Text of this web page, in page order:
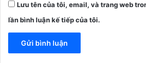
Lưu tên của tôi, email, và trang web
lần bình luận kế tiếp của tôi.